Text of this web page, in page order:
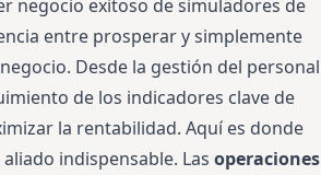
negocio exitoso de simuladores de
entre prosperar y simplemente
Desde la gestión del personal
de los indicadores clave de
la rentabilidad. Aquí es donde
indispensable. Las operaciones